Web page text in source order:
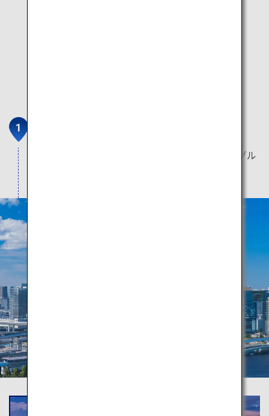
たくさんのレジャースポット、ショッピング、グル